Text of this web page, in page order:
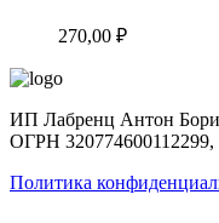
270,00 ₽
ИП Лабренц Антон
ОГРН
Политика